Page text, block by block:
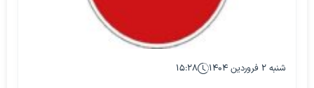
شنبه ۲ فروردین ۱۴۰۴ ۱۵:۲۸